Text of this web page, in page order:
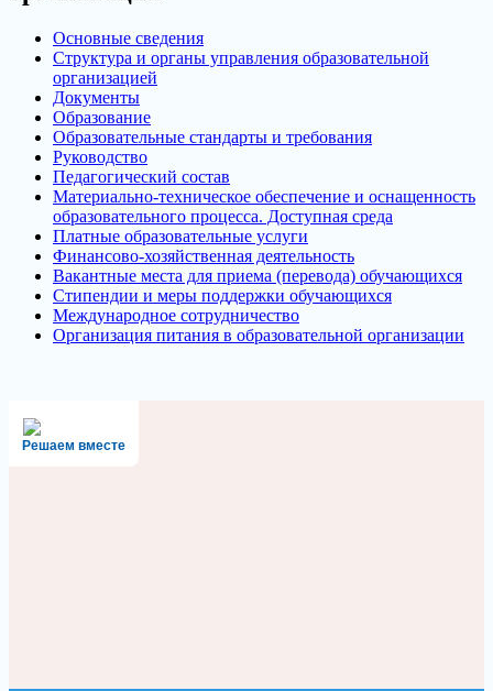
Основные сведения
Структура и органы управления образовательной
организацией
Документы
Образование
Образовательные стандарты и требования
Руководство
Педагогический состав
Материально-техническое обеспечение и оснащенность
образовательного процесса. Доступная среда
Платные образовательные услуги
Финансово-хозяйственная деятельность
Вакантные места для приема (перевода) обучающихся
Стипендии и меры поддержки обучающихся
Международное сотрудничество
Организация питания в образовательной организации
Решаем вместе